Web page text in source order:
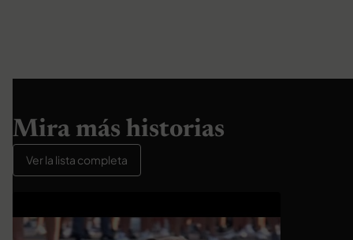
Mira más historias
Ver la lista completa